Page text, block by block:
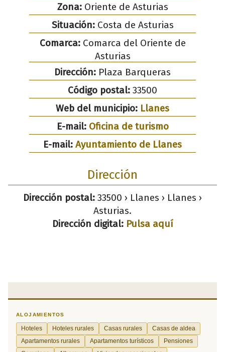
Zona:Oriente de Asturias
Situación:Costa de Asturias
Comarca:Comarca del Oriente de
Asturias
Dirección: Plaza Barqueras
Código postal: 33500
Web del municipio: Llanes
E-mail: Oficina de turismo
E-mail: Ayuntamiento de Llanes
Dirección
Dirección postal: 33500 › Llanes › Llanes ›
Asturias.
Dirección digital: Pulsa aquí